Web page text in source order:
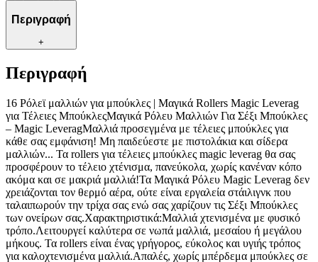
Περιγραφή
+
Περιγραφή
16 Ρόλεϊ μαλλιών για μπούκλες | Μαγικά Rollers Magic Leverag
για Τέλειες ΜπούκλεςΜαγικά Ρόλευ Μαλλιών Για Σέξι Μπούκλες
– Magic LeveragΜαλλιά προσεγμένα με τέλειες μπούκλες για
κάθε σας εμφάνιση! Μη παιδεύεστε με πιστολάκια και σίδερα
μαλλιών... Τα rollers για τέλειες μπούκλες magic leverag θα σας
προσφέρουν το τέλειο χτένισμα, πανεύκολα, χωρίς κανέναν κόπο
ακόμα και σε μακριά μαλλιά!Τα Μαγικά Ρόλευ Magic Leverag δεν
χρειάζονται τον θερμό αέρα, ούτε είναι εργαλεία στάιλιγνκ που
ταλαιπωρούν την τρίχα σας ενώ σας χαρίζουν τις Σέξι Μπούκλες
των ονείρων σας.Χαρακτηριστικά:Μαλλιά χτενισμένα με φυσικό
τρόπο.Λειτουργεί καλύτερα σε νωπά μαλλιά, μεσαίου ή μεγάλου
μήκους. Τα rollers είναι ένας γρήγορος, εύκολος και υγιής τρόπος
για καλοχτενισμένα μαλλιά.Απαλές, χωρίς μπέρδεμα μπούκλες σε